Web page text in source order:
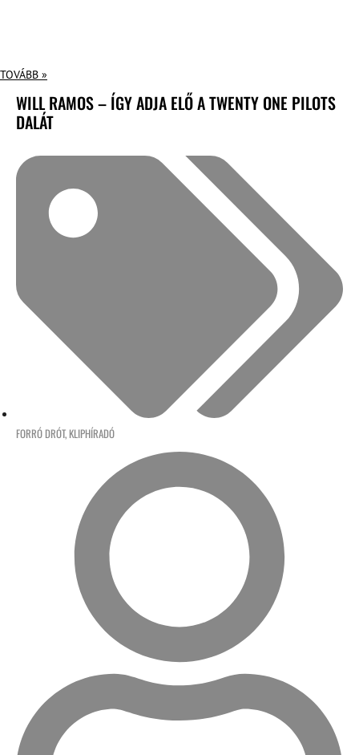
TOVÁBB »
WILL RAMOS – ÍGY ADJA ELŐ A TWENTY ONE PILOTS
DALÁT
FORRÓ DRÓT, KLIPHÍRADÓ